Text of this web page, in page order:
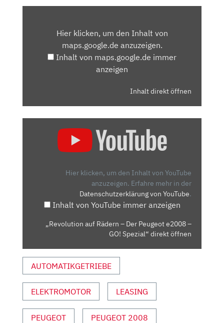
MAPS.GOOGLE.DEHier klicken, um den Inhalt von
maps.google.de anzuzeigen.
Inhalt von maps.google.de immer
anzeigen
Inhalt direkt öffnen
YOUTUBE
ANZEIGEN
Hier klicken, um den Inhalt von YouTube
anzuzeigen. Erfahre mehr in der
Datenschutzerklärung von YouTube.
Inhalt von YouTube immer anzeigen
„Revolution auf Rädern – Der Peugeot e2008 –
GO! Spezial“ direkt öffnen
AUTOMATIKGETRIEBE
ELEKTROMOTOR LEASING
PEUGEOT PEUGEOT 2008